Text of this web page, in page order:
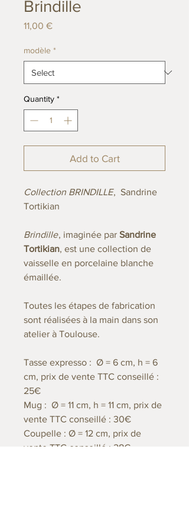
Brindille
11,00 €Price
modèle *
Quantity *
Add to Cart
Collection BRINDILLE, Sandrine
Tortikian
Brindille, imaginée par Sandrine
Tortikian, est une collection de
vaisselle en porcelaine blanche
émaillée.
Toutes les étapes de fabrication
sont réalisées à la main dans son
atelier à Toulouse.
Tasse expresso : Ø = 6 cm, h = 6
cm, prix de vente TTC conseillé :
25€
Mug : Ø = 11 cm, h = 11 cm, prix de
vente TTC conseillé : 30€
Coupelle : Ø = 12 cm, prix de
vente TTC conseillé : 28€